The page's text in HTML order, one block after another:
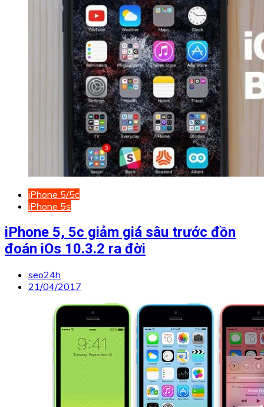
iPhone 5/5c
iPhone 5s
iPhone 5, 5c giảm giá sâu trước đồn
đoán iOs 10.3.2 ra đời
seo24h
21/04/2017